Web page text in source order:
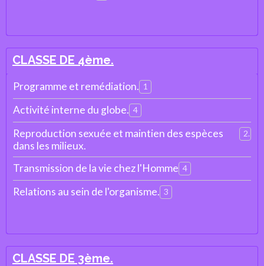
CLASSE DE 4ème.
Programme et remédiation. 1
Activité interne du globe. 4
Reproduction sexuée et maintien des espèces
dans les milieux.
2
Transmission de la vie chez l'Homme 4
Relations au sein de l'organisme. 3
CLASSE DE 3ème.